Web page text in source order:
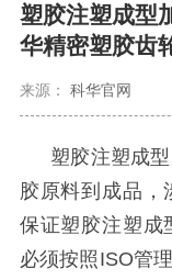
塑胶注塑成型
华精密塑胶齿
来源： 科华官网
塑胶注塑成
胶原料到成品
保证塑胶注塑成
必须按照 ISO管